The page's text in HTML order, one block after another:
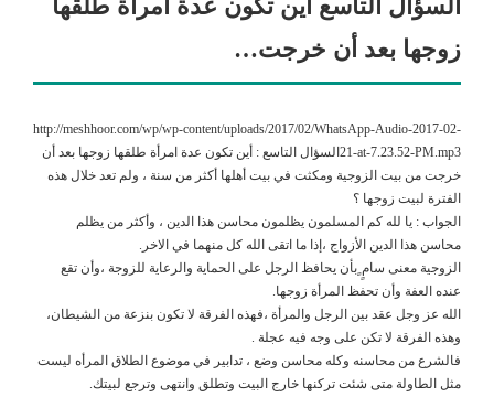
السؤال التاسع أين تكون عدة امرأة طلقها
زوجها بعد أن خرجت…
http://meshhoor.com/wp/wp-content/uploads/2017/02/WhatsApp-Audio-2017-02-
21-at-7.23.52-PM.mp3السؤال التاسع : أين تكون عدة امرأة طلقها زوجها بعد أن
خرجت من بيت الزوجية ومكثت في بيت أهلها أكثر من سنة ، ولم تعد خلال هذه
الفترة لبيت زوجها ؟
الجواب : يا لله كم المسلمون يظلمون محاسن هذا الدين ، وأكثر من يظلم
محاسن هذا الدين الأزواج ،إذا ما اتقى الله كل منهما في الاخر.
الزوجية معنى سامٍ ٍبأن يحافظ الرجل على الحماية والرعاية للزوجة ،وأن تقع
عنده العفة وأن تحفظ المرأة زوجها.
الله عز وجل عقد بين الرجل والمرأة ،فهذه الفرقة لا تكون بنزعة من الشيطان،
وهذه الفرقة لا تكن على وجه فيه عجلة .
فالشرع من محاسنه وكله محاسن وضع ، تدابير في موضوع الطلاق المرأه ليست
مثل الطاولة متى شئت تركنها خارج البيت وتطلق وانتهى وترجع لبيتك.